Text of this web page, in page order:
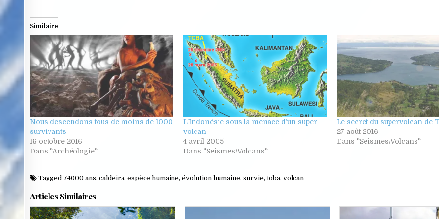
Similaire
Nous descendons tous de moins de 1000
survivants
16 octobre 2016
Dans "Archéologie"
L’Indonésie sous la menace d’un super
volcan
4 avril 2005
Dans "Seismes/Volcans"
Le secret du supervolcan de
27 août 2016
Dans "Seismes/Volcans"
Tagged 74000 ans,caldeira,espèce humaine,évolution humaine,survie,toba,volcan
Articles Similaires